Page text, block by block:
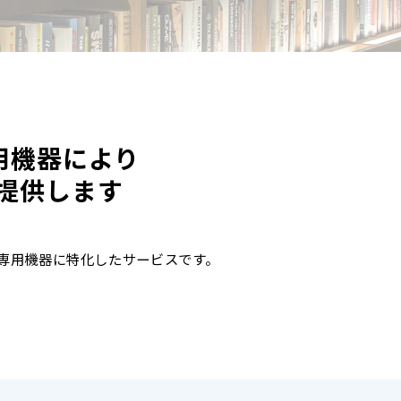
器により
供します
機器に特化したサービスです。